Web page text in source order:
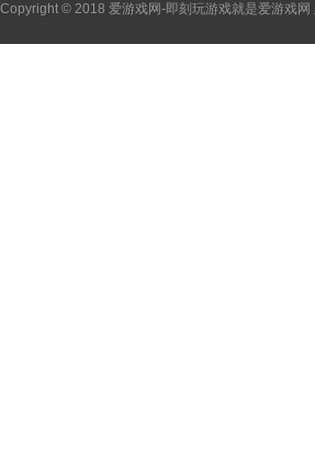
Copyright © 2018 爱游戏网-即刻玩游戏就是爱游戏